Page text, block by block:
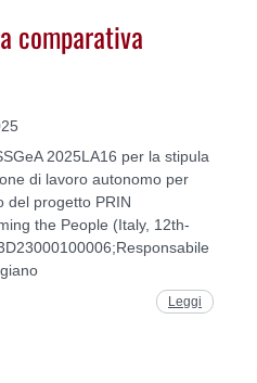
comparativa
2025LA16 per la stipula
di lavoro autonomo per
del progetto PRIN
the People (Italy, 12th-
Leggi